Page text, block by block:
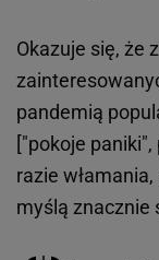
Okazuje się, że
pandemią
["pokoje
razie
myślą znacznie